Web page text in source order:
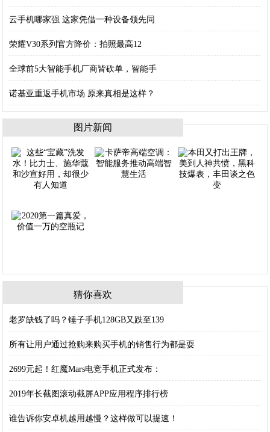
云手机哪家强 这家凭借一种设备领先同
荣耀V30系列官方降价：拍照最高12
全球前5大智能手机厂商皆砍单，智能手
诺基亚重返手机市场 原来真相是这样？
图片新闻
猜你喜欢
老罗缺钱了吗？锤子手机128GB又跌至139
所有让用户通过抢购来购买手机的销售行为都是耍
2699元起！红魔Mars电竞手机正式发布：
2019年长截图滚动截屏APP应用程序排行榜
谁告诉你安卓机越用越慢？这样做可以提速！